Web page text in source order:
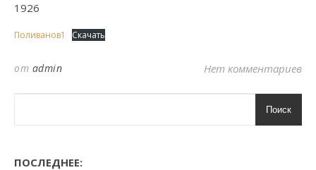
1926
Поливанов1 Скачать
от admin Нет комментариев
Поиск
ПОСЛЕДНЕЕ: